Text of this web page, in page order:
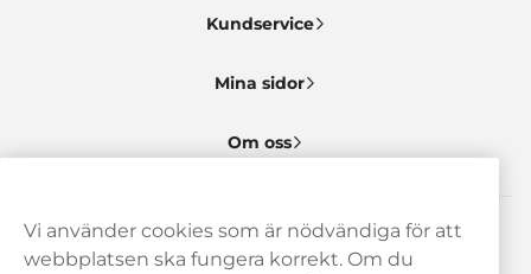
Behöver du hjälp? Kontakta oss gärna!
Kundservice
Mina sidor
Om oss
Vi använder cookies som är nödvändiga för att
webbplatsen ska fungera korrekt. Om du